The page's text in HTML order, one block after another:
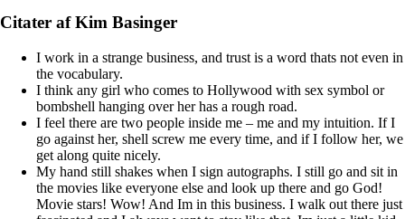
Citater af Kim Basinger
I work in a strange business, and trust is a word thats not even in
the vocabulary.
I think any girl who comes to Hollywood with sex symbol or
bombshell hanging over her has a rough road.
I feel there are two people inside me – me and my intuition. If I
go against her, shell screw me every time, and if I follow her, we
get along quite nicely.
My hand still shakes when I sign autographs. I still go and sit in
the movies like everyone else and look up there and go God!
Movie stars! Wow! And Im in this business. I walk out there just